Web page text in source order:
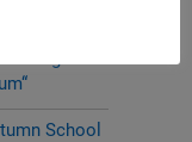
School